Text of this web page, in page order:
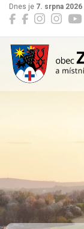
Dnes je 7. srpna 2026
Zašová